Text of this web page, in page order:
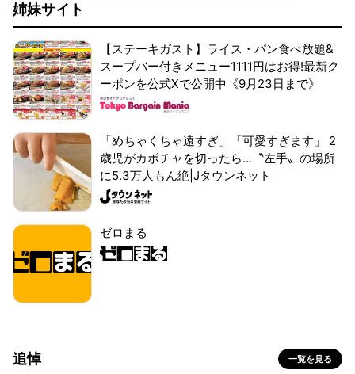
姉妹サイト
【ステーキガスト】ライス・パン食べ放題&
スープバー付きメニュー1111円はお得!最新ク
ーポンを公式Xで公開中《9月23日まで》
「めちゃくちゃ遠すぎ」「可愛すぎます」 2
歳児がカボチャを切ったら...〝左手〟の場所
に5.3万人もん絶|Jタウンネット
ゼロまる
追悼 一覧を見る